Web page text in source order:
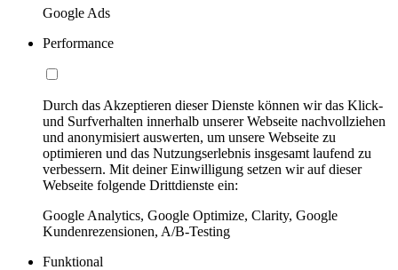
Google Ads
Performance
Durch das Akzeptieren dieser Dienste können wir das Klick-
und Surfverhalten innerhalb unserer Webseite nachvollziehen
und anonymisiert auswerten, um unsere Webseite zu
optimieren und das Nutzungserlebnis insgesamt laufend zu
verbessern. Mit deiner Einwilligung setzen wir auf dieser
Webseite folgende Drittdienste ein:
Google Analytics, Google Optimize, Clarity, Google
Kundenrezensionen, A/B-Testing
Funktional